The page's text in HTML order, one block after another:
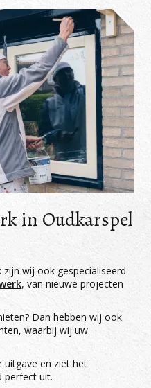
in Oudkarspel
wij ook gespecialiseerd
, van nieuwe projecten
Dan hebben wij ook
waarbij wij uw
uitgave en ziet het
perfect uit.